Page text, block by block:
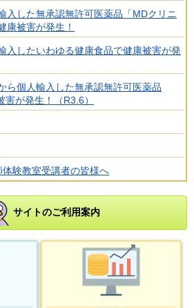
入した無承認無許可医薬品「MDクリニ
康被害が発生！
入したいわゆる健康食品で健康被害が発
ら個人輸入した無承認無許可医薬品
害が発生！（R3.6）
験教室受講者の皆様へ
サイトのご利用案内